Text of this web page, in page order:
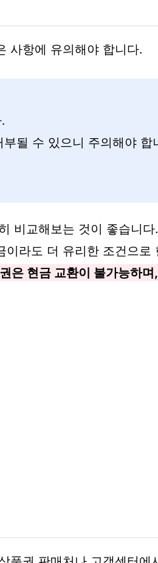
사항에 유의해야 합니다.
될 수 있으니 주의해야 합
비교해보는 것이 좋습니다.
라도 더 유리한 조건으로
은 현금 교환이 불가능하며